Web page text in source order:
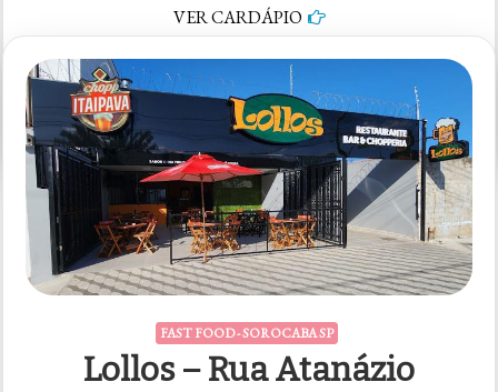
VER CARDÁPIO
5 comentários
Salgadex
–
Sorocaba
FAST FOOD - SOROCABA SP
Lollos – Rua Atanázio